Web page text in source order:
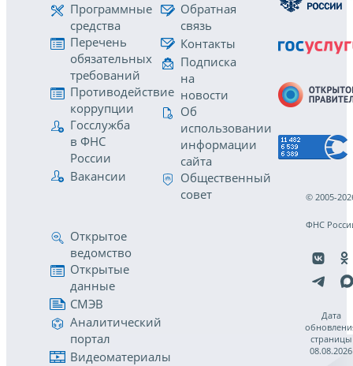
Программные
средства
Перечень
обязательных
требований
Противодействие
коррупции
Госслужба
в ФНС
России
Вакансии
Обратная
связь
Контакты
Подписка
на
новости
Об
использовании
информации
сайта
Общественный
совет
Открытое
ведомство
Открытые
данные
СМЭВ
Аналитический
портал
Видеоматериалы
© 2005-
ФНС
Дата
страницы
08.08.2026